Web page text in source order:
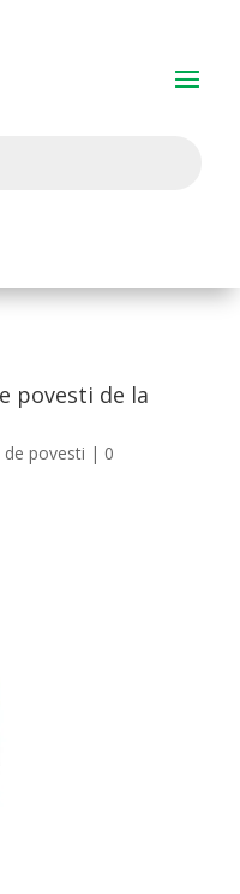
povesti de la
de povesti | 0